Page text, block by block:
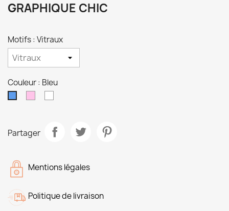
GRAPHIQUE CHIC
Motifs : Vitraux
Couleur : Bleu
Partager
Mentions légales
Politique de livraison